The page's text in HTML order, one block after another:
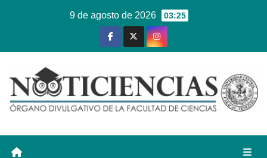
9 de agosto de 2026 03:25